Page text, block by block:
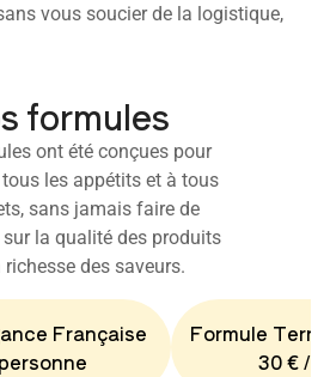
vous soucier de la logistique,
formules
ont été conçues pour
tous les appétits et à tous
sans jamais faire de
la qualité des produits
richesse des saveurs.
Française
Formule
30 € /